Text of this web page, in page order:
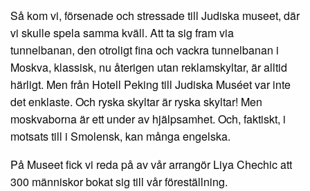
Så kom vi, försenade och stressade till Judiska museet, där
vi skulle spela samma kväll. Att ta sig fram via
tunnelbanan, den otroligt fina och vackra tunnelbanan i
Moskva, klassisk, nu återigen utan reklamskyltar, är alltid
härligt. Men från Hotell Peking till Judiska Muséet var inte
det enklaste. Och ryska skyltar är ryska skyltar! Men
moskvaborna är ett under av hjälpsamhet. Och, faktiskt, i
motsats till i Smolensk, kan många engelska.
På Museet fick vi reda på av vår arrangör Liya Chechic att
300 människor bokat sig till vår föreställning.